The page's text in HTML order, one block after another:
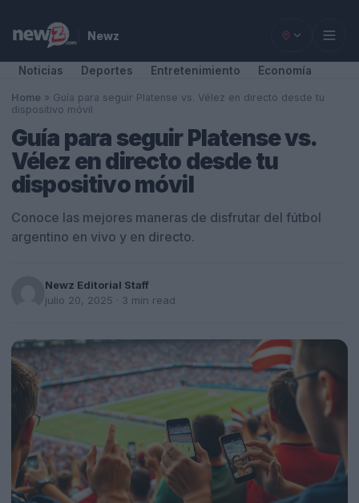
Newz
Noticias Deportes Entretenimiento Economía
Home » Guía para seguir Platense vs. Vélez en directo desde tu
dispositivo móvil
Guía para seguir Platense vs.
Vélez en directo desde tu
dispositivo móvil
Conoce las mejores maneras de disfrutar del fútbol
argentino en vivo y en directo.
Newz Editorial Staff
julio 20, 2025 · 3 min read